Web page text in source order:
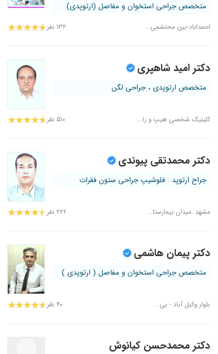
متخصص جراحی استخوان و مفاصل (ارتوپدی)
احمداباد-بین محتشمی... ۱۳۲ نفر
دکتر امید شاهپری
متخصص ارتوپدی ، جراحی لگن
کلینیک شخصی هیپ و زا... ۵۱۰ نفر
دکتر محمدتقی پیوندی
جراح ارتوپد . فلوشیپ جراحی ستون فقرات
مشهد .میدان بیمارستا... ۲۲۲ نفر
دکتر پیمان هاشمی
متخصص جراحی استخوان و مفاصل ( ارتوپدی )
بلوار وکیل آباد - بی... ۴۰ نفر
دکتر محمدحسن کیانوش